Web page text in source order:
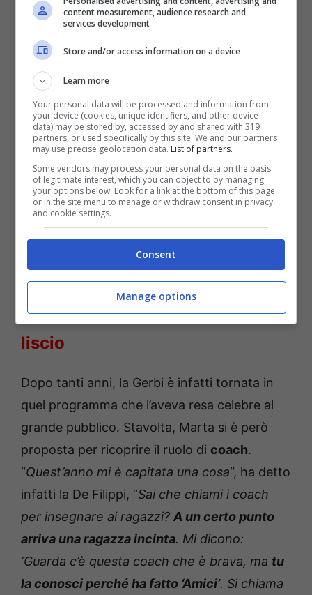
Marta Gerbi e Maria De
Filippi: l’incontro dopo
molti anni
Durante un’ospitata diMaria De Filippinel
programma ‘Domenica In‘ condotto daMara
Venier, la conduttrice ha raccontato alcuni
aneddoti sull’ex concorrente di ‘Amici ‘ Marta.
—->Giulia Molino,
l’ex allieva di Amici cambia di
nuovo look: caschetto corto e
liscio
Dopo tanti anni, la Gerbi è infatti tornata in
quel programma che l’aveva resa celebre al
grande pubblico. Stavolta, Marta si è però
proposta per ricoprire il ruolo di coach.
“Quest’anno mi è capitata una cosa“, ha detto
infatti la De Filippi, “Sai che chiami i coach
per insegnare ai ragazzi? A un certo punto
arriva una ragazza incinta. Mi dicono:
‘Guarda c’è questa coach che è brava, ma tu
la conosci perché ha fatto ‘Amici’. Si chiama
content measurement, audience research and
services development
Store and/or access information on a device
Learn more
Your personal data will be processed and information from
your device (cookies, unique identifiers, and other device
data) may be stored by, accessed by and shared with 319
partners, or used specifically by this site. We and our partners
may use precise geolocation data. List of partners.
Some vendors may process your personal data on the basis
of legitimate interest, which you can object to by managing
your options below. Look for a link at the bottom of this page
or in the site menu to manage or withdraw consent in privacy
and cookie settings.
Consent
Manage options